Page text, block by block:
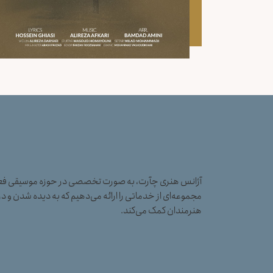
آژانس هنری چآرت، به صورت تخصصی در حوزه موسیقی
مجموعه‌ای از خدماتی را ارائه می‌دهیم که به دیده شدن و
هنرمندان کمک می‌کند.